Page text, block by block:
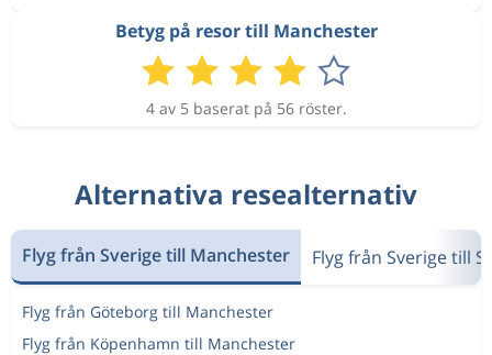
Betyg på resor till Manchester
4 av 5 baserat på 56 röster.
Alternativa resealternativ
Flyg från Sverige till Manchester Flyg från Sverige till
Flyg från Göteborg till Manchester
Flyg från Köpenhamn till Manchester